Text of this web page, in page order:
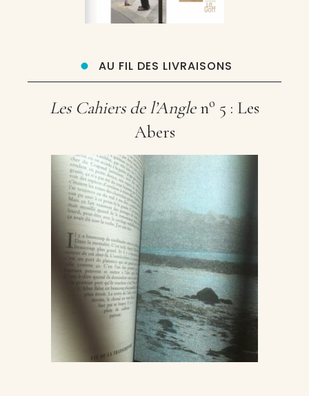
AU FIL DES LIVRAISONS
Les Cahiers de l’Angleno 5 : Les
Abers